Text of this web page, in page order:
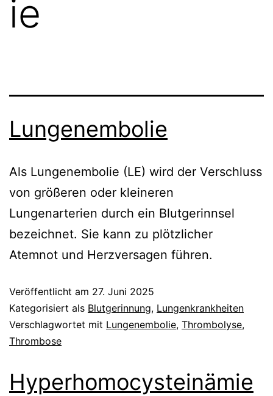
ie
Lungenembolie
Als Lungenembolie (LE) wird der Verschluss
von größeren oder kleineren
Lungenarterien durch ein Blutgerinnsel
bezeichnet. Sie kann zu plötzlicher
Atemnot und Herzversagen führen.
Veröffentlicht am 27. Juni 2025
Kategorisiert als Blutgerinnung, Lungenkrankheiten
Verschlagwortet mit Lungenembolie, Thrombolyse,
Thrombose
Hyperhomocysteinämie